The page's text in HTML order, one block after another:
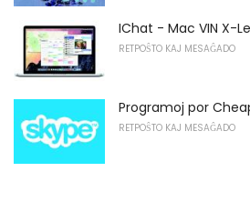
IChat - Mac VIN X-
RETPOŜTO KAJ MESAĜADO
Programoj por
RETPOŜTO KAJ MESAĜADO